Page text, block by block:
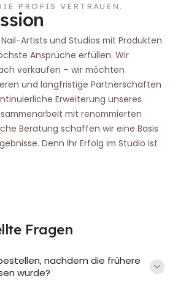
PROFIS VERTRAUEN.
Nail-Artists und Studios mit Produkten
Ansprüche erfüllen. Wir
verkaufen – wir möchten
und langfristige Partnerschaften
Erweiterung unseres
mit renommierten
Beratung schaffen wir eine Basis
Denn Ihr Erfolg im Studio ist
Fragen
nachdem die frühere
wurde?